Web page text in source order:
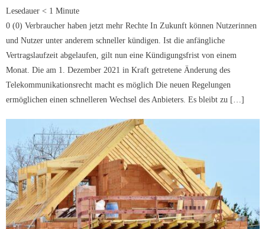
Lesedauer < 1 Minute
0 (0) Verbraucher haben jetzt mehr Rechte In Zukunft können Nutzerinnen
und Nutzer unter anderem schneller kündigen. Ist die anfängliche
Vertragslaufzeit abgelaufen, gilt nun eine Kündigungsfrist von einem
Monat. Die am 1. Dezember 2021 in Kraft getretene Änderung des
Telekommunikationsrecht macht es möglich Die neuen Regelungen
ermöglichen einen schnelleren Wechsel des Anbieters. Es bleibt zu […]